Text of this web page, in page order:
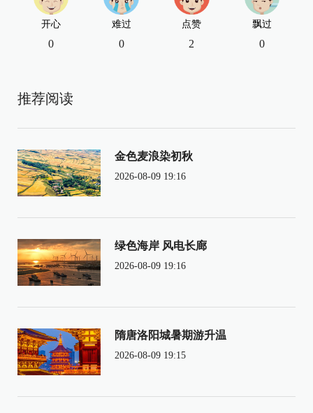
开心
0
难过
0
点赞
2
飘过
0
推荐阅读
金色麦浪染初秋
2026-08-09 19:16
绿色海岸 风电长廊
2026-08-09 19:16
隋唐洛阳城暑期游升温
2026-08-09 19:15